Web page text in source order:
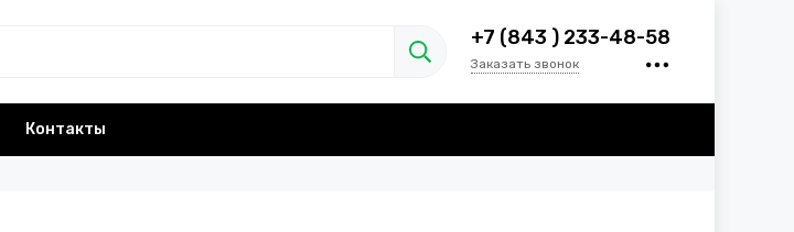
+7 (843 ) 233-48-58
Заказать звонок
Контакты